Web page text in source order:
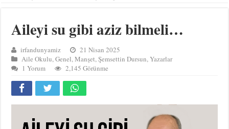
Aileyi su gibi aziz bilmeli…
irfandunyamiz
21 Nisan 2025
Aile Okulu,Genel,Manşet,Şemsettin Dursun,Yazarlar
1 Yorum
2,145 Görünme